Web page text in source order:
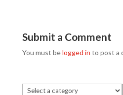
Submit a Comment
You must belogged in to post a
Select